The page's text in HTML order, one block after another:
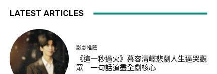
LATEST ARTICLES
影劇推薦
《這一秒過火》慕容清嶧悲劇人生逼哭觀
眾 一句話道盡全劇核心